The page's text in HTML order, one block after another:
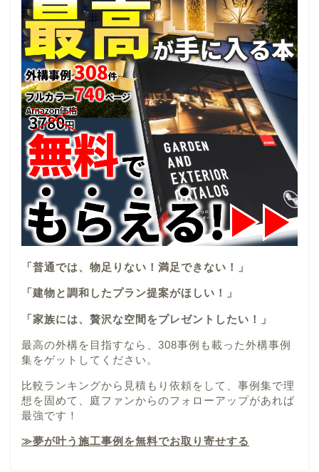
「普通では、物足りない！満足できない！」
「建物と調和したプラン提案がほしい！」
「家族には、贅沢な空間をプレゼントしたい！」
最高の外構を目指すなら、308事例も載った外構事例
集をゲットしてください。
比較ランキングから見積もり依頼をして、事例集で理
想を固めて、庭ファンからのフォローアップがあれば
最強です！
≫夢が叶う施工事例を無料でお取り寄せする